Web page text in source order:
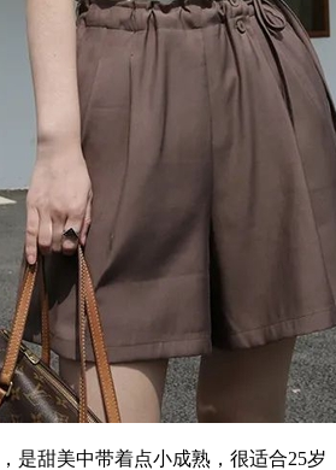
甜美中带着点小成熟，很适合25岁